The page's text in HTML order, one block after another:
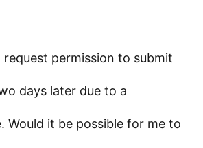
permission to submit
days later due to a
Would it be possible for me to